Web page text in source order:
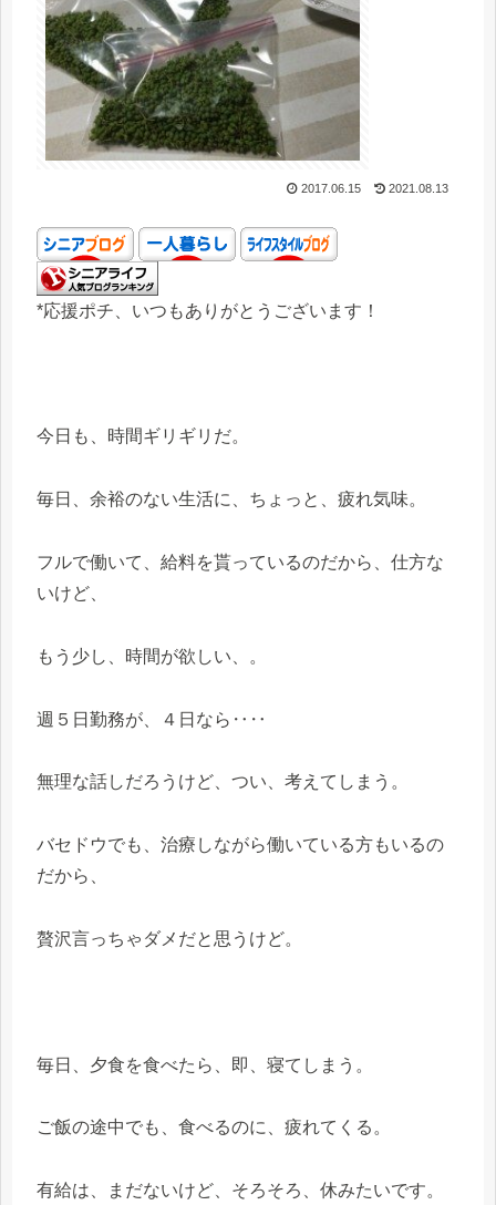
2017.06.15 2021.08.13
*応援ポチ、いつもありがとうございます！
今日も、時間ギリギリだ。
毎日、余裕のない生活に、ちょっと、疲れ気味。
フルで働いて、給料を貰っているのだから、仕方な
いけど、
もう少し、時間が欲しい、。
週５日勤務が、４日なら‥‥
無理な話しだろうけど、つい、考えてしまう。
バセドウでも、治療しながら働いている方もいるの
だから、
贅沢言っちゃダメだと思うけど。
毎日、夕食を食べたら、即、寝てしまう。
ご飯の途中でも、食べるのに、疲れてくる。
有給は、まだないけど、そろそろ、休みたいです。